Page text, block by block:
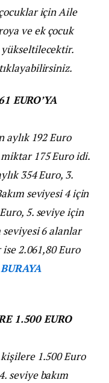
için Aile
ve ek çocuk
yükseltilecektir.
EURO’YA
aylık 192 Euro
miktar 175 Euro idi.
354 Euro, 3.
seviyesi 4 için
5. seviye için
seviyesi 6 alanlar
2.061,80 Euro
BURAYA
1.500 EURO
1.500 Euro
seviye bakım